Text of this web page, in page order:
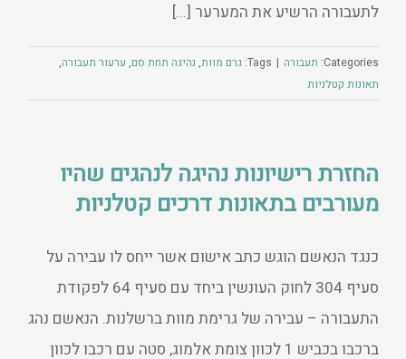
לתעבורה הרשיע את המערער [...]
Categories: תעבורה |
Tags: גרם מוות, נהיגה תחת סם, ערעור תעבורה,
תאונות קטלניות
החזרת רישיונות נהיגה לנהגים שהיו
מעורבים בתאונות דרכים קטלניות
כנגד הנאשם הוגש כתב אישום אשר ייחס לו עבירה על
סעיף 304 לחוק העונשין ביחד עם סעיף 64 לפקודת
התעבורה – עבירה של גרימת מוות ברשלנות. הנאשם נהג
ברכבו בכביש 1 לכוון צומת אלמוג, סטה עם רכבו לכוון